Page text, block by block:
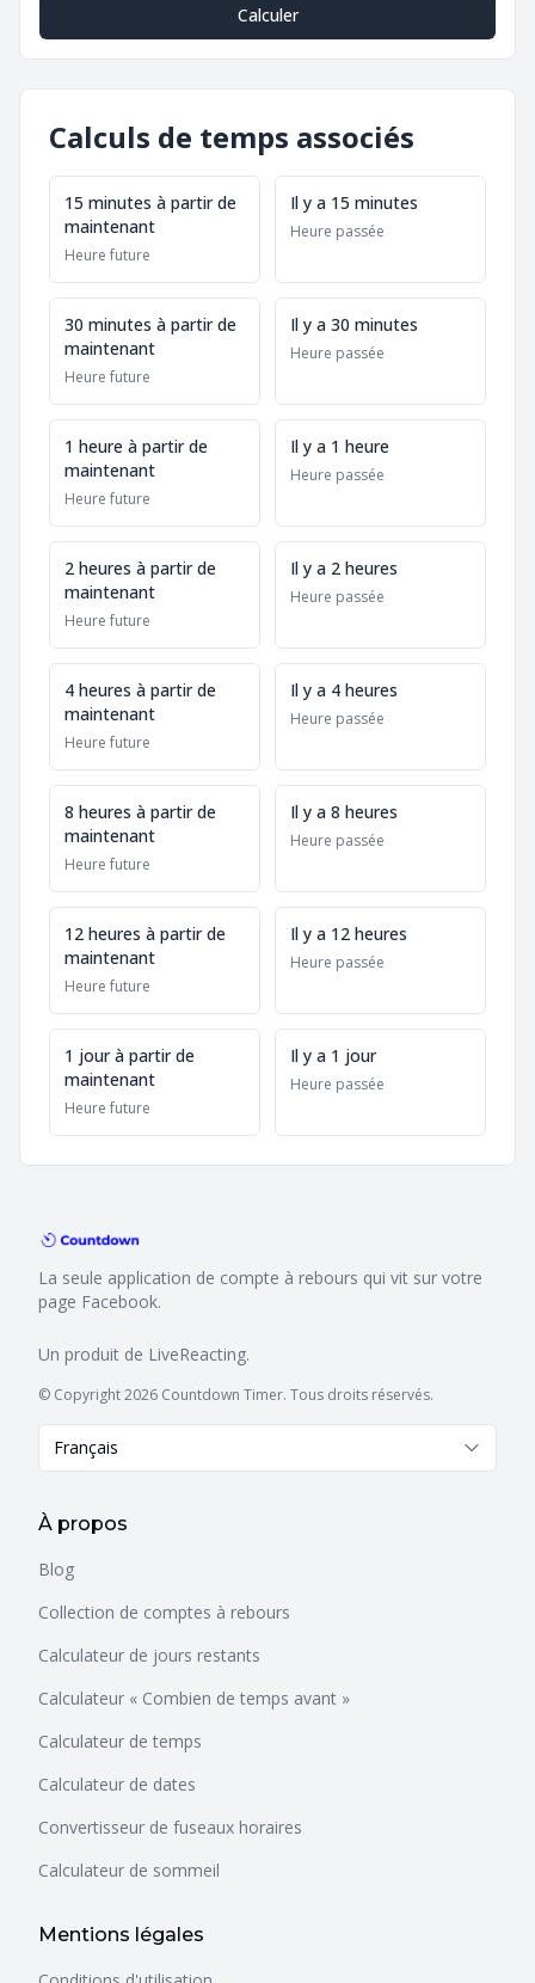
Calculer
Calculs de temps associés
15 minutes à partir de
maintenant
Heure future
Il y a 15 minutes
Heure passée
30 minutes à partir de
maintenant
Heure future
Il y a 30 minutes
Heure passée
1 heure à partir de
maintenant
Heure future
Il y a 1 heure
Heure passée
2 heures à partir de
maintenant
Heure future
Il y a 2 heures
Heure passée
4 heures à partir de
maintenant
Heure future
Il y a 4 heures
Heure passée
8 heures à partir de
maintenant
Heure future
Il y a 8 heures
Heure passée
12 heures à partir de
maintenant
Heure future
Il y a 12 heures
Heure passée
1 jour à partir de
maintenant
Heure future
Il y a 1 jour
Heure passée
La seule application de compte à rebours qui vit sur votre
page Facebook.
Un produit de LiveReacting.
© Copyright 2026 Countdown Timer. Tous droits réservés.
Français
À propos
Blog
Collection de comptes à rebours
Calculateur de jours restants
Calculateur « Combien de temps avant »
Calculateur de temps
Calculateur de dates
Convertisseur de fuseaux horaires
Calculateur de sommeil
Mentions légales